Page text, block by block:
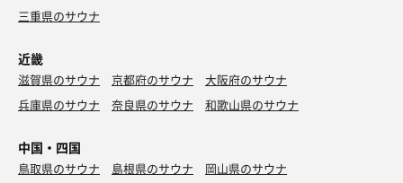
三重県のサウナ
近畿
滋賀県のサウナ 京都府のサウナ
大阪府のサウナ
兵庫県のサウナ
奈良県のサウナ 和歌山県のサウナ
中国・四国
鳥取県のサウナ 島根県のサウナ
岡山県のサウナ